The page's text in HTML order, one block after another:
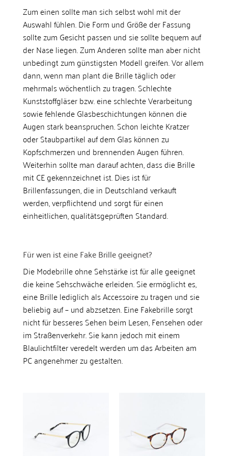
Zum einen sollte man sich selbst wohl mit der
Auswahl fühlen. Die Form und Größe der Fassung
sollte zum Gesicht passen und sie sollte bequem auf
der Nase liegen. Zum Anderen sollte man aber nicht
unbedingt zum günstigsten Modell greifen. Vor allem
dann, wenn man plant die Brille täglich oder
mehrmals wöchentlich zu tragen. Schlechte
Kunststoffgläser bzw. eine schlechte Verarbeitung
sowie fehlende Glasbeschichtungen können die
Augen stark beanspruchen. Schon leichte Kratzer
oder Staubpartikel auf dem Glas können zu
Kopfschmerzen und brennenden Augen führen.
Weiterhin sollte man darauf achten, dass die Brille
mit CE gekennzeichnet ist. Dies ist für
Brillenfassungen, die in Deutschland verkauft
werden, verpflichtend und sorgt für einen
einheitlichen, qualitätsgeprüften Standard.
Für wen ist eine Fake Brille geeignet?
Die Modebrille ohne Sehstärke ist für alle geeignet
die keine Sehschwäche erleiden. Sie ermöglicht es,
eine Brille lediglich als Accessoire zu tragen und sie
beliebig auf – und abzsetzen. Eine Fakebrille sorgt
nicht für besseres Sehen beim Lesen, Fensehen oder
im Straßenverkehr. Sie kann jedoch mit einem
Blaulichtfilter veredelt werden um das Arbeiten am
PC angenehmer zu gestalten.